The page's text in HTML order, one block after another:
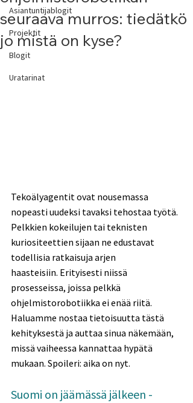
Asiantuntijablogit
Projektit
Blogit
Uratarinat
seuraava murros: tiedätkö
jo mistä on kyse?
Tekoälyagentit ovat nousemassa
nopeasti uudeksi tavaksi tehostaa työtä.
Pelkkien kokeilujen tai teknisten
kuriositeettien sijaan ne edustavat
todellisia ratkaisuja arjen
haasteisiin. Erityisesti niissä
prosesseissa, joissa pelkkä
ohjelmistorobotiikka ei enää riitä.
Haluamme nostaa tietoisuutta tästä
kehityksestä ja auttaa sinua näkemään,
missä vaiheessa kannattaa hypätä
mukaan. Spoileri: aika on nyt.
Suomi on jäämässä jälkeen -